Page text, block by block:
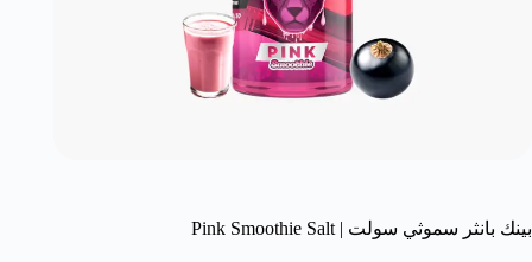
بينك بانثر سموثي سولت | Pink Smoothie Salt